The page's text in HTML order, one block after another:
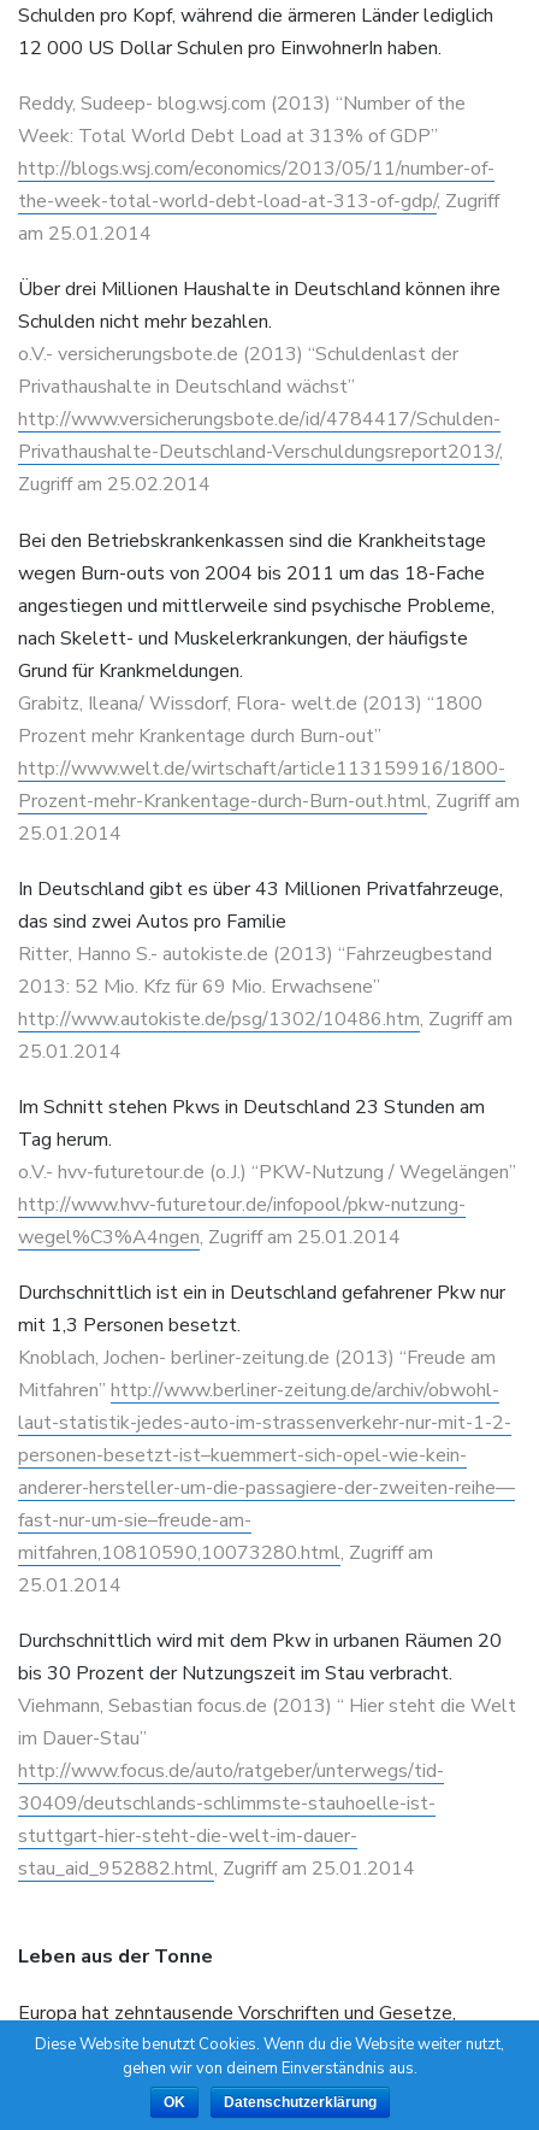
Schulden pro Kopf, während die ärmeren Länder lediglich
12 000 US Dollar Schulen pro EinwohnerIn haben.
Reddy, Sudeep- blog.wsj.com (2013) “Number of the
Week: Total World Debt Load at 313% of GDP”
http://blogs.wsj.com/economics/2013/05/11/number-of-
the-week-total-world-debt-load-at-313-of-gdp/, Zugriff
am 25.01.2014
Über drei Millionen Haushalte in Deutschland können ihre
Schulden nicht mehr bezahlen.
o.V.- versicherungsbote.de (2013) “Schuldenlast der
Privathaushalte in Deutschland wächst”
http://www.versicherungsbote.de/id/4784417/Schulden-
Privathaushalte-Deutschland-Verschuldungsreport2013/,
Zugriff am 25.02.2014
Bei den Betriebskrankenkassen sind die Krankheitstage
wegen Burn-outs von 2004 bis 2011 um das 18-Fache
angestiegen und mittlerweile sind psychische Probleme,
nach Skelett- und Muskelerkrankungen, der häufigste
Grund für Krankmeldungen.
Grabitz, Ileana/ Wissdorf, Flora- welt.de (2013) “1800
Prozent mehr Krankentage durch Burn-out”
http://www.welt.de/wirtschaft/article113159916/1800-
Prozent-mehr-Krankentage-durch-Burn-out.html, Zugriff am
25.01.2014
In Deutschland gibt es über 43 Millionen Privatfahrzeuge,
das sind zwei Autos pro Familie
Ritter, Hanno S.- autokiste.de (2013) “Fahrzeugbestand
2013: 52 Mio. Kfz für 69 Mio. Erwachsene”
http://www.autokiste.de/psg/1302/10486.htm, Zugriff am
25.01.2014
Im Schnitt stehen Pkws in Deutschland 23 Stunden am
Tag herum.
o.V.- hvv-futuretour.de (o.J.) “PKW-Nutzung / Wegelängen”
http://www.hvv-futuretour.de/infopool/pkw-nutzung-
wegel%C3%A4ngen, Zugriff am 25.01.2014
Durchschnittlich ist ein in Deutschland gefahrener Pkw nur
mit 1,3 Personen besetzt.
Knoblach, Jochen- berliner-zeitung.de (2013) “Freude am
Mitfahren” http://www.berliner-zeitung.de/archiv/obwohl-
laut-statistik-jedes-auto-im-strassenverkehr-nur-mit-1-2-
personen-besetzt-ist–kuemmert-sich-opel-wie-kein-
anderer-hersteller-um-die-passagiere-der-zweiten-reihe—
fast-nur-um-sie–freude-am-
mitfahren,10810590,10073280.html, Zugriff am
25.01.2014
Durchschnittlich wird mit dem Pkw in urbanen Räumen 20
bis 30 Prozent der Nutzungszeit im Stau verbracht.
Viehmann, Sebastian focus.de (2013) “ Hier steht die Welt
im Dauer-Stau”
http://www.focus.de/auto/ratgeber/unterwegs/tid-
30409/deutschlands-schlimmste-stauhoelle-ist-
stuttgart-hier-steht-die-welt-im-dauer-
stau_aid_952882.html, Zugriff am 25.01.2014
Leben aus der Tonne
Europa hat zehntausende Vorschriften und Gesetze,
Deutschland alleine mehr als 70.000 Artikel und
o.V.- presseanzeiger.de (o.J.) Mehr Gesetze und
Diese Website benutzt Cookies. Wenn du die Website weiter nutzt,
gehen wir von deinem Einverständnis aus.
OK Datenschutzerklärung